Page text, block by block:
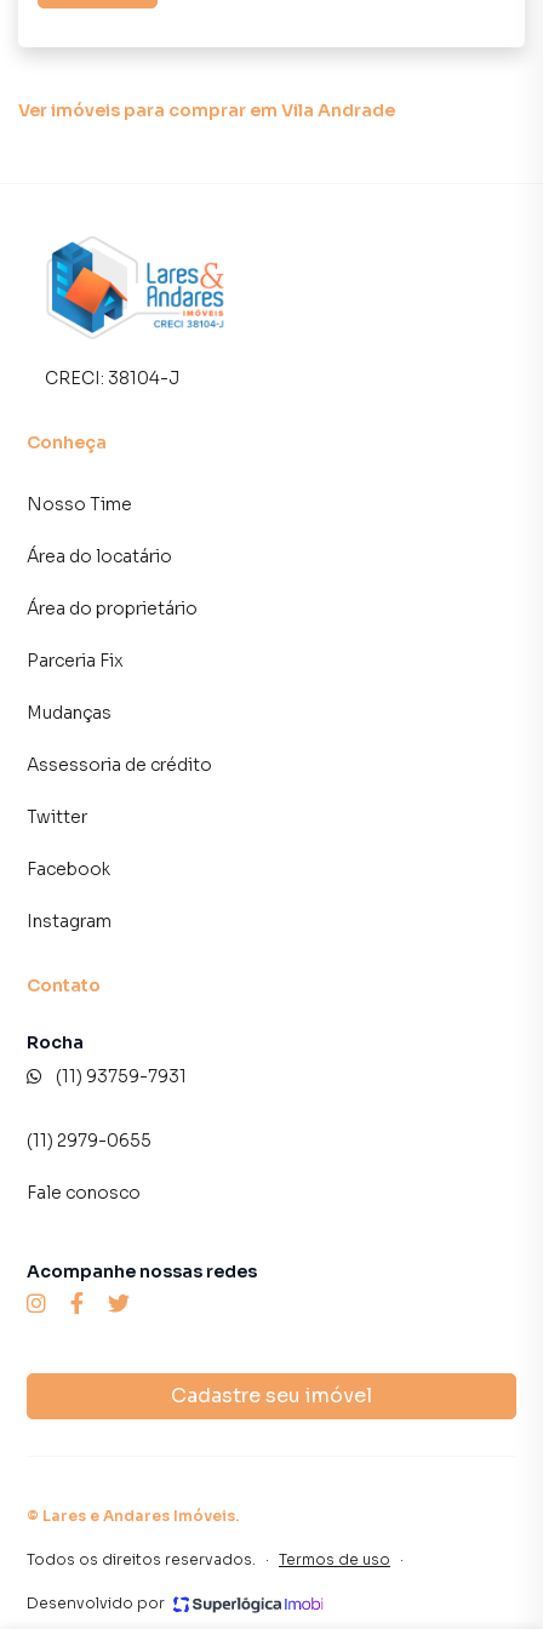
simplificar a relação de proprietários, inquilinos e
Andares Imóveis é uma imobiliária digital com imóveis em
alugar seu imóvel muito mais rápido do que em imobiliárias
tradicionais. Já vendemos e locamos diversos imóveis em
São Paulo, especialmente em Vila Andrade. Isso porque
temos uma equipe de marketing digital focada em produzir
campanhas específicas para São Paulo, o que aumenta
muito o número de contatos interessados e tendo como
programadores, corretores treinados e uma central de
inquilinos.
Ver imóveis para comprar em Vila Andrade
CRECI: 38104-J
Conheça
Nosso Time
Área do locatário
Área do proprietário
Parceria Fix
Mudanças
Assessoria de crédito
Twitter
Facebook
Instagram
Contato
Rocha
(11) 93759-7931
(11) 2979-0655
Fale conosco
Cadastre seu imóvel
Acompanhe nossas redes
© Lares e Andares Imóveis.
Todos os direitos reservados. · Termos de uso ·
Desenvolvido por